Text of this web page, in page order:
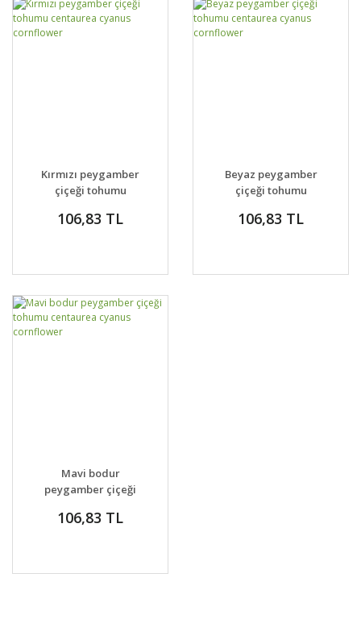
Kırmızı peygamber
çiçeği tohumu
cornflower
106,83 TL
Beyaz peygamber
çiçeği tohumu
cornflower
106,83 TL
Mavi bodur
peygamber çiçeği
cyanus cornflower
106,83 TL